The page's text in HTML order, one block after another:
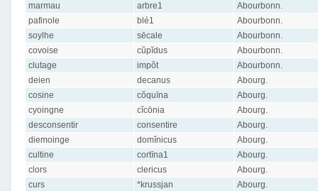
marmau
arbre1
Abourbonn.
pafinole
blé1
Abourbonn.
soylhe
sēcale
Abourbonn.
covoise
cŭpĭdus
Abourbonn.
clutage
impôt
Abourbonn.
deien
decanus
Abourg.
cosine
cŏquīna
Abourg.
cyoingne
cĭcōnia
Abourg.
desconsentir
consentire
Abourg.
diemoinge
domĭnicus
Abourg.
cultine
cortīna1
Abourg.
clors
clericus
Abourg.
curs
*krussjan
Abourg.